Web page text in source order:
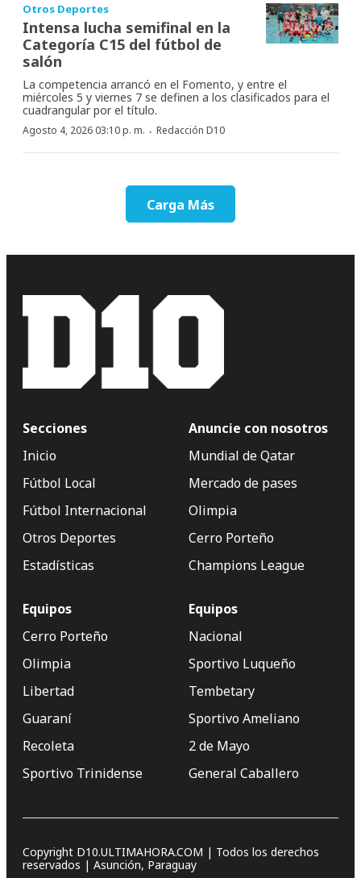
Otros Deportes
Intensa lucha semifinal en la
Categoría C15 del fútbol de
salón
La competencia arrancó en el Fomento, y entre el
miércoles 5 y viernes 7 se definen a los clasificados para el
cuadrangular por el título.
Agosto 4, 2026 03:10 p. m. · Redacción D10
Carga Más
Secciones
Inicio
Fútbol Local
Fútbol Internacional
Otros Deportes
Estadísticas
Anuncie con nosotros
Mundial de Qatar
Mercado de pases
Olimpia
Cerro Porteño
Champions League
Equipos
Cerro Porteño
Olimpia
Libertad
Guaraní
Recoleta
Sportivo Trinidense
Equipos
Nacional
Sportivo Luqueño
Tembetary
Sportivo Ameliano
2 de Mayo
General Caballero
Copyright D10.ULTIMAHORA.COM | Todos los derechos
reservados | Asunción, Paraguay